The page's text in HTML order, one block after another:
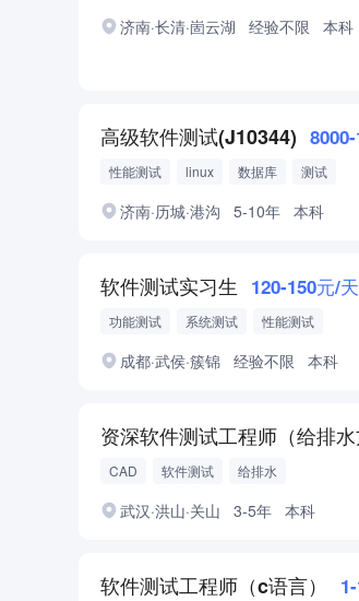
济南·长清·崮云湖 经验不限 本科
高级软件测试(J10344)
性能测试 linux 数据库 测试
济南·历城·港沟 5-10年 本科
软件测试实习生 120-150元/天
功能测试 系统测试 性能测试
成都·武侯·簇锦 经验不限 本科
资深软件测试工程师（给排水
CAD 软件测试 给排水
武汉·洪山·关山 3-5年 本科
软件测试工程师（c语言）